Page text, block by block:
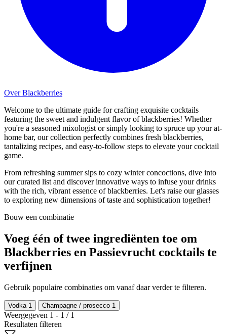
Over Blackberries
Welcome to the ultimate guide for crafting exquisite cocktails
featuring the sweet and indulgent flavor of blackberries! Whether
you're a seasoned mixologist or simply looking to spruce up your at-
home bar, our collection perfectly combines fresh blackberries,
tantalizing recipes, and easy-to-follow steps to elevate your cocktail
game.
From refreshing summer sips to cozy winter concoctions, dive into
our curated list and discover innovative ways to infuse your drinks
with the rich, vibrant essence of blackberries. Let's raise our glasses
to exploring new dimensions of taste and sophistication together!
Bouw een combinatie
Voeg één of twee ingrediënten toe om
Blackberries en Passievrucht cocktails te
verfijnen
Gebruik populaire combinaties om vanaf daar verder te filteren.
Vodka 1 Champagne / prosecco 1
Weergegeven 1 - 1 / 1
Resultaten filteren